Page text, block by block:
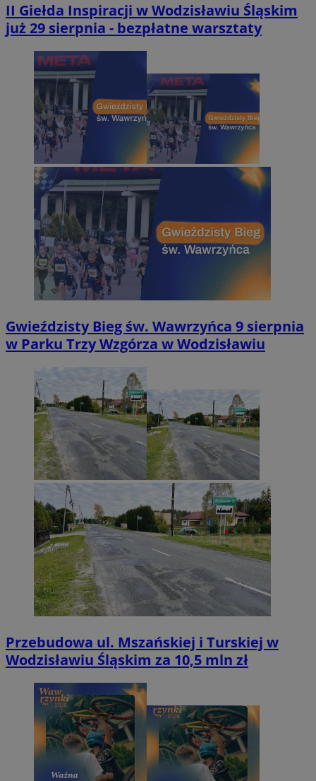
II Giełda Inspiracji w Wodzisławiu Śląskim
już 29 sierpnia - bezpłatne warsztaty
Gwieździsty Bieg św. Wawrzyńca 9 sierpnia
w Parku Trzy Wzgórza w Wodzisławiu
Przebudowa ul. Mszańskiej i Turskiej w
Wodzisławiu Śląskim za 10,5 mln zł